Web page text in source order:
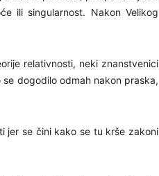
ili singularnost. Nakon Velikog
relativnosti, neki znanstvenici
dogodilo odmah nakon praska,
jer se čini kako se tu krše zakoni